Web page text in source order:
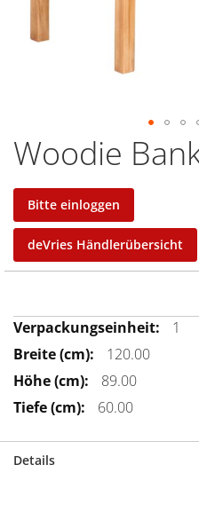
Woodie
Bitte einloggen
deVries Händlerübersicht
Mehr
Informationen
1
120.00
89.00
60.00
Zum
Anfang
der
Bildergalerie
springen
Details